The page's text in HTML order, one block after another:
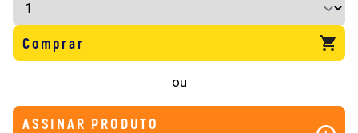
Comprar
ou
ASSINAR PRODUTO